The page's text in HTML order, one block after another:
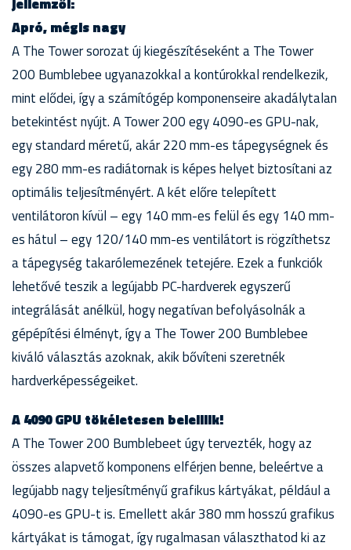
Apró, mégis nagy
A The Tower sorozat új kiegészítéseként a The Tower
200 Bumblebee ugyanazokkal a kontúrokkal rendelkezik,
mint elődei, így a számítógép komponenseire akadálytalan
betekintést nyújt. A Tower 200 egy 4090-es GPU-nak,
egy standard méretű, akár 220 mm-es tápegységnek és
egy 280 mm-es radiátornak is képes helyet biztosítani az
optimális teljesítményért. A két előre telepített
ventilátoron kívül – egy 140 mm-es felül és egy 140 mm-
es hátul – egy 120/140 mm-es ventilátort is rögzíthetsz
a tápegység takarólemezének tetejére. Ezek a funkciók
lehetővé teszik a legújabb PC-hardverek egyszerű
integrálását anélkül, hogy negatívan befolyásolnák a
gépépítési élményt, így a The Tower 200 Bumblebee
kiváló választás azoknak, akik bővíteni szeretnék
hardverképességeiket.
A 4090 GPU tökéletesen beleillik!
A The Tower 200 Bumblebeet úgy tervezték, hogy az
összes alapvető komponens elférjen benne, beleértve a
legújabb nagy teljesítményű grafikus kártyákat, például a
4090-es GPU-t is. Emellett akár 380 mm hosszú grafikus
kártyákat is támogat, így rugalmasan választhatod ki az